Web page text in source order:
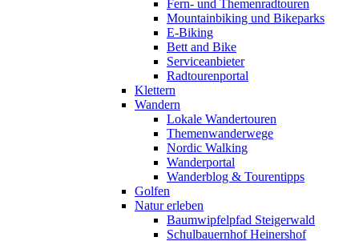
Fern- und Themenradtouren
Mountainbiking und Bikeparks
E-Biking
Bett and Bike
Serviceanbieter
Radtourenportal
Klettern
Wandern
Lokale Wandertouren
Themenwanderwege
Nordic Walking
Wanderportal
Wanderblog & Tourentipps
Golfen
Natur erleben
Baumwipfelpfad Steigerwald
Schulbauernhof Heinershof